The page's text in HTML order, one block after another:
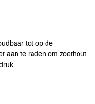
tot op de
aan te raden om zoethout